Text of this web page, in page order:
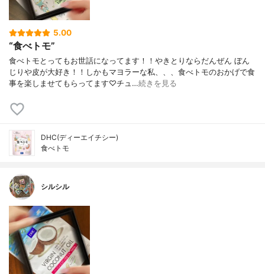
5.00
“食べトモ”
食べトモとってもお世話になってます！！やきとりならだんぜん ぼん
じりや皮が大好き！！しかもマヨラーな私、、、食べトモのおかげで食
事を楽しませてもらってます♡チュ…続きを見る
DHC(ディーエイチシー)
食べトモ
シルシル